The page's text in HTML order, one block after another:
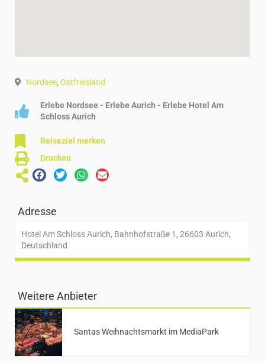
Nordsee, Ostfriesland
Erlebe Nordsee - Erlebe Aurich - Erlebe Hotel Am
Schloss Aurich
Reiseziel merken
Drucken
Adresse
Hotel Am Schloss Aurich, Bahnhofstraße 1, 26603 Aurich,
Deutschland
Weitere Anbieter
Santas Weihnachtsmarkt im MediaPark